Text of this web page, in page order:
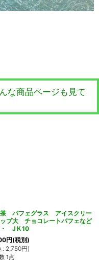
な商品ページも見て
パフェグラス アイスクリー
ップ大 チョコレートパフェなど
・ JＫ10
円(税別)
: 2,750円)
1点